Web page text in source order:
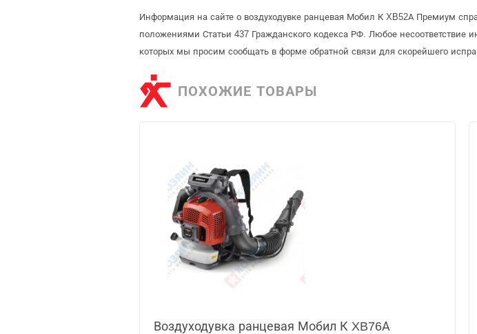
Информация на сайте о воздуходувке ранцевая Мобил К XB52А Премиум
положениями Статьи 437 Гражданского кодекса РФ. Любое несоответствие
которых мы просим сообщать в форме обратной связи для скорейшего
ПОХОЖИЕ ТОВАРЫ
Воздуходувка ранцевая Мобил К XB76А